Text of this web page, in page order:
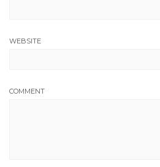
WEBSITE
COMMENT